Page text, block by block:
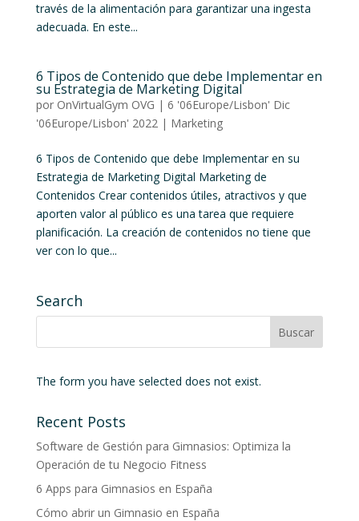
través de la alimentación para garantizar una ingesta
adecuada. En este...
6 Tipos de Contenido que debe Implementar en
su Estrategia de Marketing Digital
por OnVirtualGym OVG | 6 '06Europe/Lisbon' Dic
'06Europe/Lisbon' 2022| Marketing
6 Tipos de Contenido que debe Implementar en su
Estrategia de Marketing Digital Marketing de
Contenidos Crear contenidos útiles, atractivos y que
aporten valor al público es una tarea que requiere
planificación. La creación de contenidos no tiene que
ver con lo que...
Search
The form you have selected does not exist.
Recent Posts
Software de Gestión para Gimnasios: Optimiza la
Operación de tu Negocio Fitness
6 Apps para Gimnasios en España
Cómo abrir un Gimnasio en España